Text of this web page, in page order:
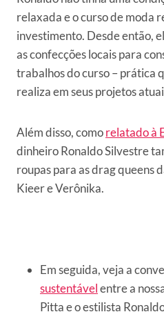
relaxada e o curso de moda
investimento. Desde então,
as confecções locais para
trabalhos do curso – prática
realiza em seus projetos
Além disso, comorelatado à
dinheiro Ronaldo Silvestre
roupas para as drag queens
Kieer e Verônika.
Em seguida, veja a
sustentávelentre a
Pitta e o estilista